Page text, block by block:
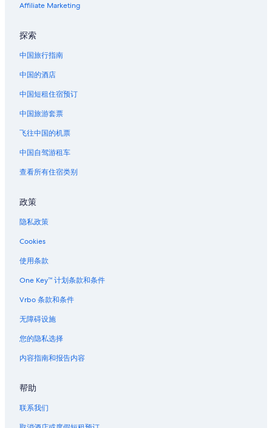
Affiliate Marketing
探索
中国旅行指南
中国的酒店
中国短租住宿预订
中国旅游套票
飞往中国的机票
中国自驾游租车
查看所有住宿类别
政策
隐私政策
Cookies
使用条款
One Key™ 计划条款和条件
Vrbo 条款和条件
无障碍设施
您的隐私选择
内容指南和报告内容
帮助
联系我们